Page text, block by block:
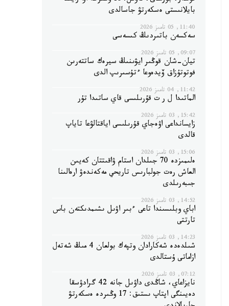
بايلانىستى ەسكەرتۋ جاسالدى
11:40, 05 تامىز 2026
سەكسەن باتىردىڭ كىسەسى
09:07, 05 تامىز 2026
تيان-شان قوڭىر ايۋىنىڭ سيرەك ساتتەرىن
فوتوتۇزاق ۆيدەوعا ءتۇسىرىپ الدى
11:42, 04 تامىز 2026
الماتىدا ل ر ت قۇرىلىسى قاي ساتىدا تۇر
15:42, 03 تامىز 2026
زايسانداعى اۋەجاي قۇرىلىسى اياقتالۋعا تاياپ
قالدى
15:06, 03 تامىز 2026
ەلىمىزدە 70 جىلدان استام ۋاقىتتان كەيىن
العاش رەت جولبارىس تاريحي مەكەندەۋ ارەالىنا
جىبەرىلدى
14:52, 03 تامىز 2026
اباي وبلىسىندا تاعى ءبىر اۋىل ىشىمدىكتەن باس
تارتتى
14:23, 03 تامىز 2026
شىلدەدە شەكارادان وتپەك بولعان 4 مىڭ شەتەل
ازاماتى ۇستالدى
07:12, 03 تامىز 2026
نايزاعاي، شاڭدى داۋىل جانە 42 گرادۋسقا
دەيىنگى اپتاپ ىستىق: 17 وڭىردە ەسكەرتۋ